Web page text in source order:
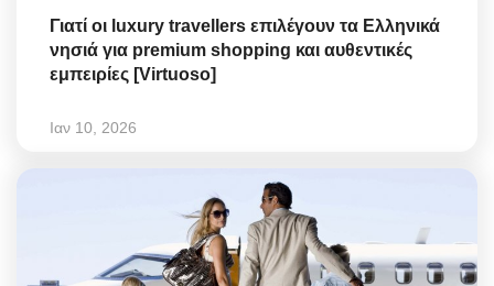
Γιατί οι luxury travellers επιλέγουν τα Ελληνικά
νησιά για premium shopping και αυθεντικές
εμπειρίες [Virtuoso]
Ιαν 10, 2026